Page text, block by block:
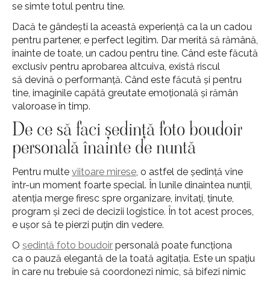
se simte totul pentru tine.
Dacă te gândești la această experiență ca la un cadou
pentru partener, e perfect legitim. Dar merită să rămână,
înainte de toate, un cadou pentru tine. Când este făcută
exclusiv pentru aprobarea altcuiva, există riscul
să devină o performanță. Când este făcută și pentru
tine, imaginile capătă greutate emoțională și rămân
valoroase în timp.
De ce să faci ședință foto boudoir
personală înainte de nuntă
Pentru multe viitoare mirese, o astfel de ședință vine
într-un moment foarte special. În lunile dinaintea nunții,
atenția merge firesc spre organizare, invitați, ținute,
program și zeci de decizii logistice. În tot acest proces,
e ușor să te pierzi puțin din vedere.
O ședință foto boudoir personală poate funcționa
ca o pauză elegantă de la toată agitația. Este un spațiu
în care nu trebuie să coordonezi nimic, să bifezi nimic